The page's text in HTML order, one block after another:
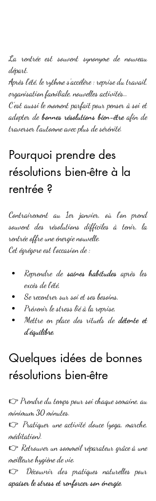
La rentrée est souvent synonyme de nouveau
départ.
Après l’été, le rythme s’accélère : reprise du travail,
organisation familiale, nouvelles activités…
C’est aussi le moment parfait pour penser à soi et
adopter de bonnes résolutions bien-être afin de
traverser l’automne avec plus de sérénité.
Pourquoi prendre des
résolutions bien-être à la
rentrée ?
Contrairement au 1er janvier, où l’on prend
souvent des résolutions difficiles à tenir, la
rentrée offre une énergie nouvelle.
Cet égrégore est l’occasion de :
Reprendre de saines habitudes après les
excès de l’été,
Se recentrer sur soi et ses besoins,
Prévenir le stress lié à la reprise,
Mettre en place des rituels de détente et
d’équilibre.
Quelques idées de bonnes
résolutions bien-être
👉 Prendre du temps pour soi chaque semaine, au
minimum 30 minutes.
👉 Pratiquer une activité douce (yoga, marche,
méditation).
👉 Retrouver un sommeil réparateur grâce à une
meilleure hygiène de vie.
apaiser le stress et renforcer son énergie.